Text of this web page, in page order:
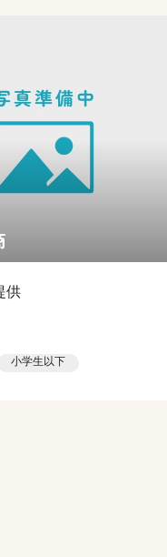
供
小学生以下